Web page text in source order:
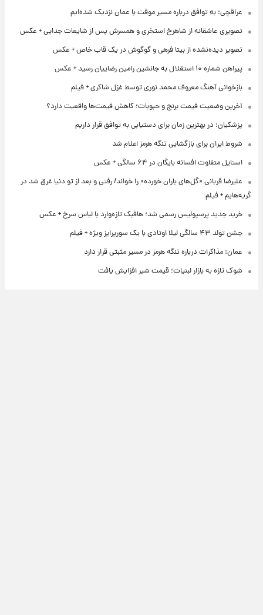
عراقچی: به توافق درباره مسیر موقت با عمان نزدیک شده‌ایم
تصویری عاشقانه از شاهرخ استخری و همسرش پس از شایعات جدایی + عکس
تصویر دیده‌نشده از بیتا فرهی و گوگوش در یک قاب خاص + عکس
پیراهن شماره ۱۰ استقلال به جانشین رامین رضاییان رسید + عکس
بازخوانی آهنگ معروف محمد نوری توسط غزل شاکری + فیلم
آخرین وضعیت قیمت برنج و حبوبات؛ کاهش قیمت‌ها واقعیت دارد؟
پزشکیان: در بهترین زمان برای دستیابی به توافق قرار داریم
شروط ایران برای بازگشایی تنگه هرمز اعلام شد
استایل متفاوت افسانه بایگان در ۶۴ سالگی + عکس
علیرضا قربانی «گل‌های باران خورده» را خواند/ رفتی و بعد از تو دنیا غرق شد در
گریه‌هایم + فیلم
خرید جدید پرسپولیس رسمی شد؛ هافبک تازه‌وارد با لباس سرخ + عکس
جشن تولد ۴۳ سالگی لیلا اوتادی با یک سورپرایز ویژه + فیلم
عمان: مذاکرات درباره تنگه هرمز در مسیر مثبتی قرار دارد
شوک تازه به بازار لبنیات؛ قیمت شیر افزایش یافت